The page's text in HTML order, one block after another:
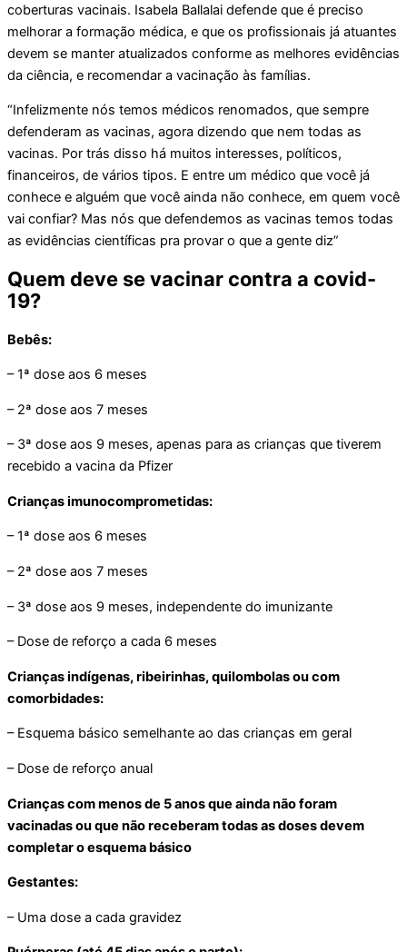
coberturas vacinais. Isabela Ballalai defende que é preciso
melhorar a formação médica, e que os profissionais já atuantes
devem se manter atualizados conforme as melhores evidências
da ciência, e recomendar a vacinação às famílias.
“Infelizmente nós temos médicos renomados, que sempre
defenderam as vacinas, agora dizendo que nem todas as
vacinas. Por trás disso há muitos interesses, políticos,
financeiros, de vários tipos. E entre um médico que você já
conhece e alguém que você ainda não conhece, em quem você
vai confiar? Mas nós que defendemos as vacinas temos todas
as evidências científicas pra provar o que a gente diz”
Quem deve se vacinar contra a covid-
19?
Bebês:
– 1ª dose aos 6 meses
– 2ª dose aos 7 meses
– 3ª dose aos 9 meses, apenas para as crianças que tiverem
recebido a vacina da Pfizer
Crianças imunocomprometidas:
– 1ª dose aos 6 meses
– 2ª dose aos 7 meses
– 3ª dose aos 9 meses, independente do imunizante
– Dose de reforço a cada 6 meses
Crianças indígenas, ribeirinhas, quilombolas ou com
comorbidades:
– Esquema básico semelhante ao das crianças em geral
– Dose de reforço anual
Crianças com menos de 5 anos que ainda não foram
vacinadas ou que não receberam todas as doses devem
completar o esquema básico
Gestantes:
– Uma dose a cada gravidez